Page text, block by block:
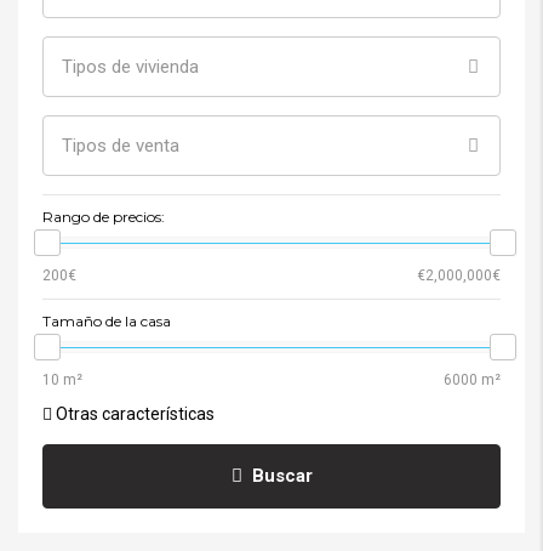
Tipos de vivienda
Tipos de venta
Rango de precios:
Tamaño de la casa
Otras características
Buscar